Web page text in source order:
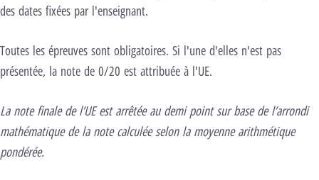
des dates fixées par l'enseignant.
Toutes les épreuves sont obligatoires. Si l'une d'elles n'est pas
présentée, la note de 0/20 est attribuée à l'UE.
La note finale de l’UE est arrêtée au demi point sur base de l’arrondi
mathématique de la note calculée selon la moyenne arithmétique
pondérée.